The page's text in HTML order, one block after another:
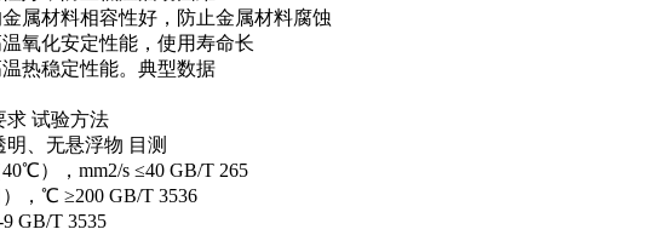
属材料相容性好，防止金属材料腐蚀
氧化安定性能，使用寿命长
热稳定性能。典型数据
求 试验方法
明、无悬浮物 目测
），mm2/s ≤40 GB/T 265
，℃ ≥200 GB/T 3536
GB/T 3535